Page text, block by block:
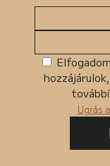
Ugrás